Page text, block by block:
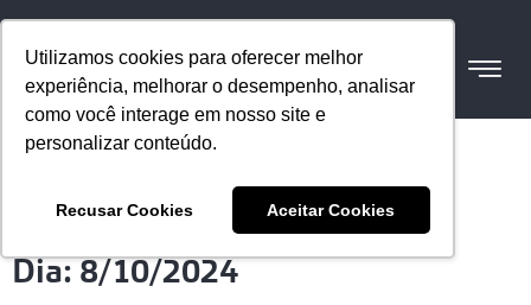
Utilizamos cookies para oferecer melhor
experiência, melhorar o desempenho, analisar
como você interage em nosso site e
personalizar conteúdo.
Recusar Cookies Aceitar Cookies
Dia: 8/10/2024